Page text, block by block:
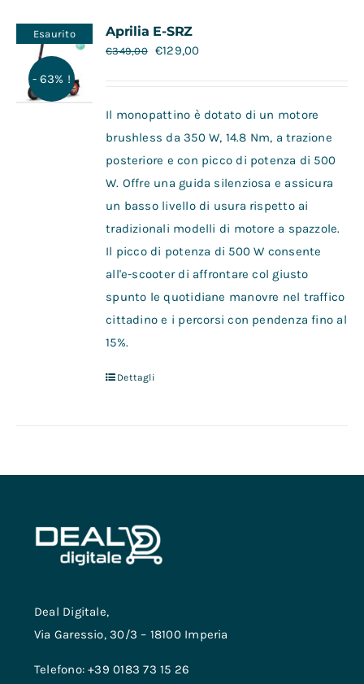
Contatti
Esaurito
- 63% !
Aprilia E-SRZ
€349,00 €129,00
Il monopattino è dotato di un motore
brushless da 350 W, 14.8 Nm, a trazione
posteriore e con picco di potenza di 500
W. Offre una guida silenziosa e assicura
un basso livello di usura rispetto ai
tradizionali modelli di motore a spazzole.
Il picco di potenza di 500 W consente
all'e-scooter di affrontare col giusto
spunto le quotidiane manovre nel traffico
cittadino e i percorsi con pendenza fino al
15%.
Dettagli
Deal Digitale,
Via Garessio, 30/3 – 18100 Imperia
Telefono: +39 0183 73 15 26